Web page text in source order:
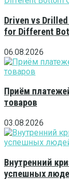
Driven vs
for Different
06.08.2026
Приём
товаров
03.08.2026
Внутренний
успешных